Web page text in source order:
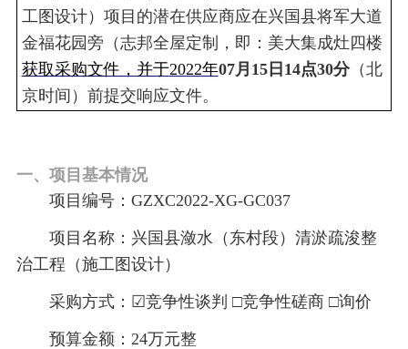
工图设计） 项目的潜在供应商应在兴国县将军大道
金福花园旁（志邦全屋定制，即： 美大集成灶四楼
获取采购文件，并于2022年07月 15日 14点30分（北
京时间）前提交响应文件。
一、项目基本情况
项目编号： GZXC2022-XG-GC037
项目名称： 兴国县潋水（ 东村段）清淤疏浚整
治工程（施工图设计）
采购方式： ☑竞争性谈判 □竞争性磋商 □询价
预算金额： 24万元整